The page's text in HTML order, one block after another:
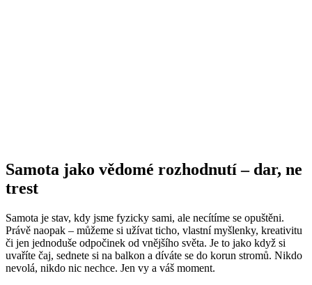
Samota jako vědomé rozhodnutí – dar, ne
trest
Samota je stav, kdy jsme fyzicky sami, ale necítíme se opuštěni.
Právě naopak – můžeme si užívat ticho, vlastní myšlenky, kreativitu
či jen jednoduše odpočinek od vnějšího světa. Je to jako když si
uvaříte čaj, sednete si na balkon a díváte se do korun stromů. Nikdo
nevolá, nikdo nic nechce. Jen vy a váš moment.